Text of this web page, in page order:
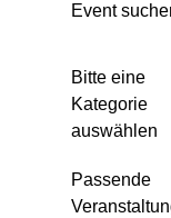
Event
Bitte eine
Kategorie
auswählen
Passende